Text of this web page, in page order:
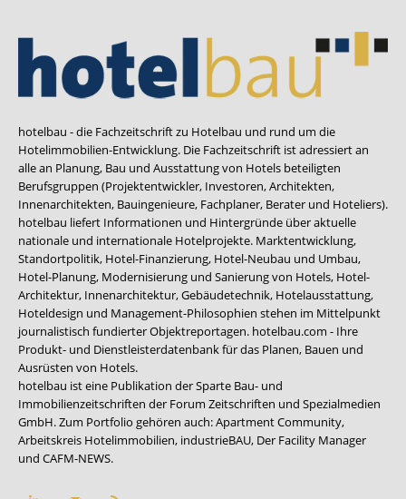
hotelbau - die Fachzeitschrift zu Hotelbau und rund um die
Hotelimmobilien-Entwicklung. Die Fachzeitschrift ist adressiert an
alle an Planung, Bau und Ausstattung von Hotels beteiligten
Berufsgruppen (Projektentwickler, Investoren, Architekten,
Innenarchitekten, Bauingenieure, Fachplaner, Berater und Hoteliers).
hotelbau liefert Informationen und Hintergründe über aktuelle
nationale und internationale Hotelprojekte. Marktentwicklung,
Standortpolitik, Hotel-Finanzierung, Hotel-Neubau und Umbau,
Hotel-Planung, Modernisierung und Sanierung von Hotels, Hotel-
Architektur, Innenarchitektur, Gebäudetechnik, Hotelausstattung,
Hoteldesign und Management-Philosophien stehen im Mittelpunkt
journalistisch fundierter Objektreportagen. hotelbau.com - Ihre
Produkt- und Dienstleisterdatenbank für das Planen, Bauen und
Ausrüsten von Hotels.
hotelbau ist eine Publikation der Sparte Bau- und
Immobilienzeitschriften der Forum Zeitschriften und Spezialmedien
GmbH. Zum Portfolio gehören auch:Apartment Community,
Arbeitskreis Hotelimmobilien, industrieBAU, Der Facility Manager
und CAFM-NEWS.